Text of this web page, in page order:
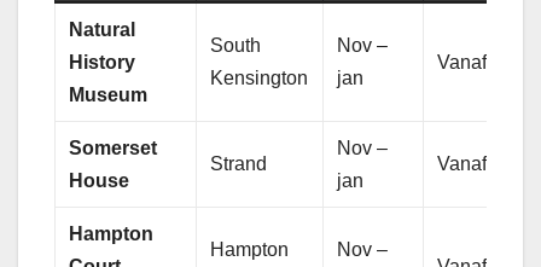
Natural
History
Museum
South
Kensington
Nov –
jan
Vanaf £12
Somerset
House
Strand
Nov –
jan
Vanaf £14
Hampton
Hampton
Nov –